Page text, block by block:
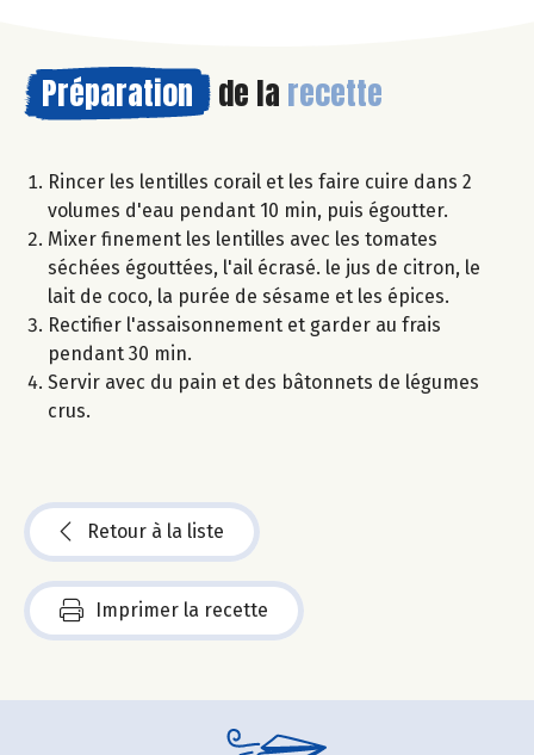
Préparation de la recette
Rincer les lentilles corail et les faire cuire dans 2
volumes d'eau pendant 10 min, puis égoutter.
Mixer finement les lentilles avec les tomates
séchées égouttées, l'ail écrasé. le jus de citron, le
lait de coco, la purée de sésame et les épices.
Rectifier l'assaisonnement et garder au frais
pendant 30 min.
Servir avec du pain et des bâtonnets de légumes
crus.
Retour à la liste
Imprimer la recette